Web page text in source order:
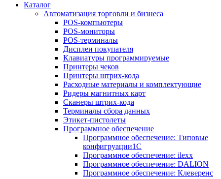
Каталог
Автоматизация торговли и бизнеса
POS-компьютеры
POS-мониторы
POS-терминалы
Дисплеи покупателя
Клавиатуры программируемые
Принтеры чеков
Принтеры штрих-кода
Расходные материалы и комплектующие
Ридеры магнитных карт
Сканеры штрих-кода
Терминалы сбора данных
Этикет-пистолеты
Программное обеспечение
Программное обеспечение: Типовые
конфигруации1С
Программное обеспечение: ilexx
Программное обеспечение: DALION
Программное обеспечение: Клеверенс